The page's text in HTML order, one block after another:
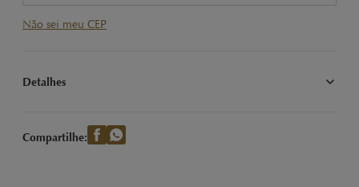
Não sei meu CEP
Detalhes
inteira.
Compartilhe: